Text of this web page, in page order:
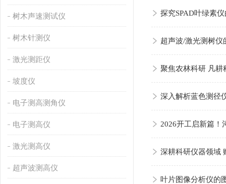
树木声速测试仪
树木针测仪
激光测距仪
坡度仪
电子测高测角仪
电子测高仪
激光测高仪
超声波测高仪
探究SPAD叶绿素
超声波/激光测树仪
聚焦农林科研 凡耕
深入解析蓝色测径
2026开工启新篇！
深耕科研仪器领域
叶片图像分析仪的